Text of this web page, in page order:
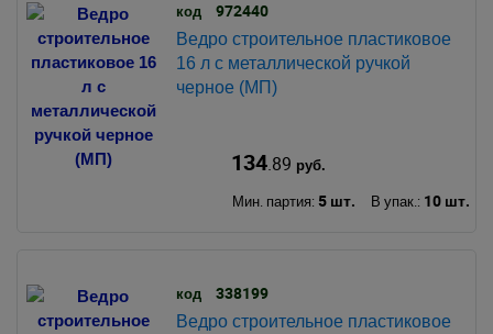
код 972440
Ведро строительное пластиковое
16 л с металлической ручкой
черное (МП)
134.89 руб.
Мин. партия: 5 шт. В упак.: 10 шт.
код 338199
Ведро строительное пластиковое